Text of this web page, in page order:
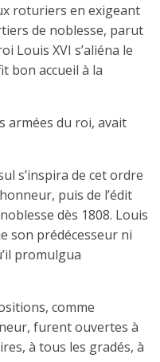
roturiers en exigeant
de noblesse, parut
Louis XVI s’aliéna le
bon accueil à la
armées du roi, avait
s’inspira de cet ordre
puis de l’édit
dès 1808. Louis
son prédécesseur ni
promulgua
comme
furent ouvertes à
à tous les gradés, à